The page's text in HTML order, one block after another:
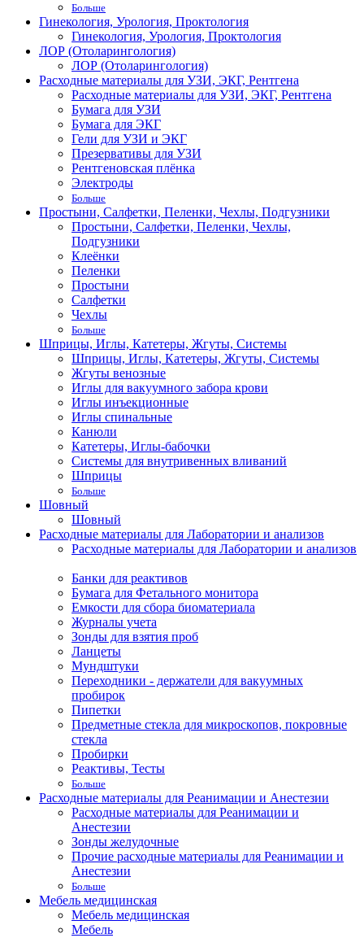
Больше
Гинекология, Урология, Проктология
Гинекология, Урология, Проктология
ЛОР (Отоларингология)
ЛОР (Отоларингология)
Расходные материалы для УЗИ, ЭКГ, Рентгена
Расходные материалы для УЗИ, ЭКГ, Рентгена
Бумага для УЗИ
Бумага для ЭКГ
Гели для УЗИ и ЭКГ
Презервативы для УЗИ
Рентгеновская плёнка
Электроды
Больше
Простыни, Салфетки, Пеленки, Чехлы, Подгузники
Простыни, Салфетки, Пеленки, Чехлы,
Подгузники
Клеёнки
Пеленки
Простыни
Салфетки
Чехлы
Больше
Шприцы, Иглы, Катетеры, Жгуты, Системы
Шприцы, Иглы, Катетеры, Жгуты, Системы
Жгуты венозные
Иглы для вакуумного забора крови
Иглы инъекционные
Иглы спинальные
Канюли
Катетеры, Иглы-бабочки
Системы для внутривенных вливаний
Шприцы
Больше
Шовный
Шовный
Расходные материалы для Лаборатории и анализов
Расходные материалы для Лаборатории и анализов
Банки для реактивов
Бумага для Фетального монитора
Емкости для сбора биоматериала
Журналы учета
Зонды для взятия проб
Ланцеты
Мундштуки
Переходники - держатели для вакуумных
пробирок
Пипетки
Предметные стекла для микроскопов, покровные
стекла
Пробирки
Реактивы, Тесты
Больше
Расходные материалы для Реанимации и Анестезии
Расходные материалы для Реанимации и
Анестезии
Зонды желудочные
Прочие расходные материалы для Реанимации и
Анестезии
Больше
Мебель медицинская
Мебель медицинская
Мебель